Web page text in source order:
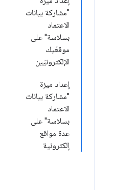
"مشاركة بيانات
الاعتماد
بسلاسة" على
موقعَيك
الإلكترونيَين
إعداد ميزة
"مشاركة بيانات
الاعتماد
بسلاسة" على
عدة مواقع
إلكترونية